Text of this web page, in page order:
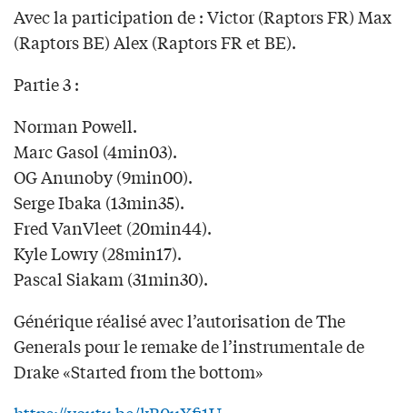
Avec la participation de : Victor (Raptors FR) Max
(Raptors BE) Alex (Raptors FR et BE).
Partie 3 :
Norman Powell.
Marc Gasol (4min03).
OG Anunoby (9min00).
Serge Ibaka (13min35).
Fred VanVleet (20min44).
Kyle Lowry (28min17).
Pascal Siakam (31min30).
Générique réalisé avec l’autorisation de The
Generals pour le remake de l’instrumentale de
Drake «Started from the bottom»